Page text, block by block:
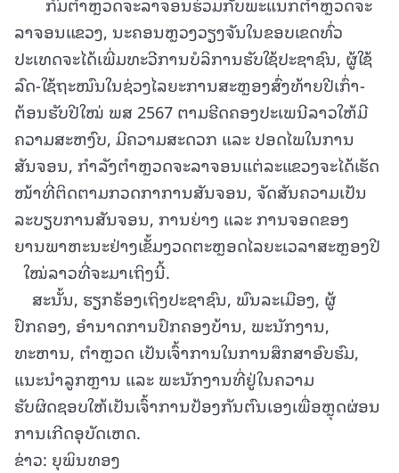
ລາຈອນແຂວງ, ນະຄອນຫຼວງວຽງຈັນໃນຂອບເຂດທົ່ວ
ປະເທດຈະໄດ້ເພີ່ມທະວີການບໍລິການຮັບໃຊ້ປະຊາຊົນ, ຜູ້ໃຊ້
ລົດ-ໃຊ້ຖະໜົນໃນຊ່ວງໄລຍະການສະຫຼອງສົ່ງທ້າຍປີເກົ່າ-
ຕ້ອນຮັບປີໃໝ່ ພສ 2567 ຕາມຮີດຄອງປະເພນີລາວໃຫ້ມີ
ຄວາມສະຫງົບ, ມີຄວາມສະດວກ ແລະ ປອດໄພໃນການ
ສັນຈອນ, ກໍາລັງຕໍາຫຼວດຈະລາຈອນແຕ່ລະແຂວງຈະໄດ້ເຮັດ
ໜ້າທີ່ຕິດຕາມກວດກາການສັນຈອນ, ຈັດສັນຄວາມເປັນ
ລະບຽບການສັນຈອນ, ການຍ່າງ ແລະ ການຈອດຂອງ
ຍານພາຫະນະຢ່າງເຂັ້ມງວດຕະຫຼອດໄລຍະເວລາສະຫຼອງປີ
ໃໝ່ລາວທີ່ຈະມາເຖິງນີ້.
ສະນັ້ນ, ຮຽກຮ້ອງເຖິງປະຊາຊົນ, ພົນລະເມືອງ, ຜູ້
ປົກຄອງ, ອໍານາດການປົກຄອງບ້ານ, ພະນັກງານ,
ທະຫານ, ຕໍາຫຼວດ ເປັນເຈົ້າການໃນການສຶກສາອົບຮົມ,
ແນະນໍາລູກຫຼານ ແລະ ພະນັກງານທີ່ຢູ່ໃນຄວາມ
ຮັບຜິດຊອບໃຫ້ເປັນເຈົ້າການປ້ອງກັນຕົນເອງເພື່ອຫຼຸດຜ່ອນ
ການເກີດອຸບັດເຫດ.
ຂ່າວ: ຍຸພິນທອງ